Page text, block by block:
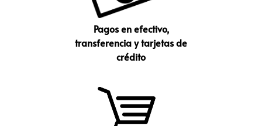
Pagos en efectivo,
transferencia y tarjetas de
crédito